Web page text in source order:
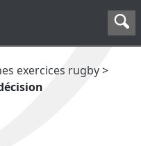
exercices rugby>